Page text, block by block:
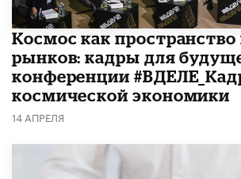
Космос как
рынков: кадры для
конференции
космической экономики
14 АПРЕЛЯ